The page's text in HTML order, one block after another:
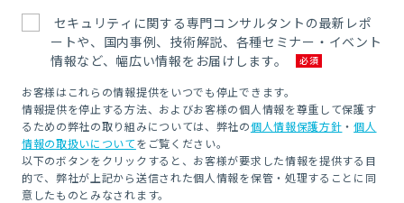
セキュリティに関する専門コンサルタントの最新レポ
ートや、国内事例、技術解説、各種セミナー・イベント
情報など、幅広い情報をお届けします。
お客様はこれらの情報提供をいつでも停止できます。
情報提供を停止する方法、およびお客様の個人情報を尊重して保護す
るための弊社の取り組みについては、弊社の個人情報保護方針 ・個人
情報の取扱いについてをご覧ください。
以下のボタンをクリックすると、お客様が要求した情報を提供する目
的で、弊社が上記から送信された個人情報を保管・処理することに同
意したものとみなされます。